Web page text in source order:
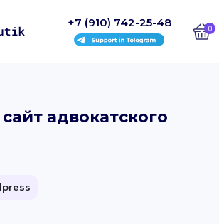
+7 (910) 742-25-48 0
адвокатского